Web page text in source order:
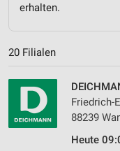
erhalten.
20 Filialen
Friedrich-
88239
Heute